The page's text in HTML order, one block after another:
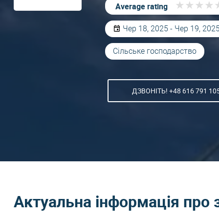
Average rating ★ ★ ★ ★
★ ★ ★ ★
Чер 18, 2025 - Чер 19,
Сільське господарство
ДЗВОНІТЬ! +48 616 791
Актуальна інформація про